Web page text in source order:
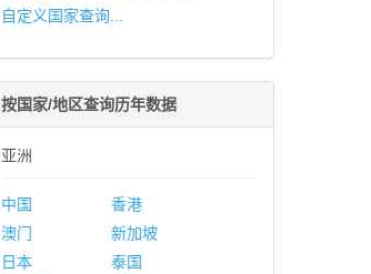
自定义国家查询...
按国家/地区查询历年数据
亚洲
中国
香港
澳门
新加坡
日本
泰国